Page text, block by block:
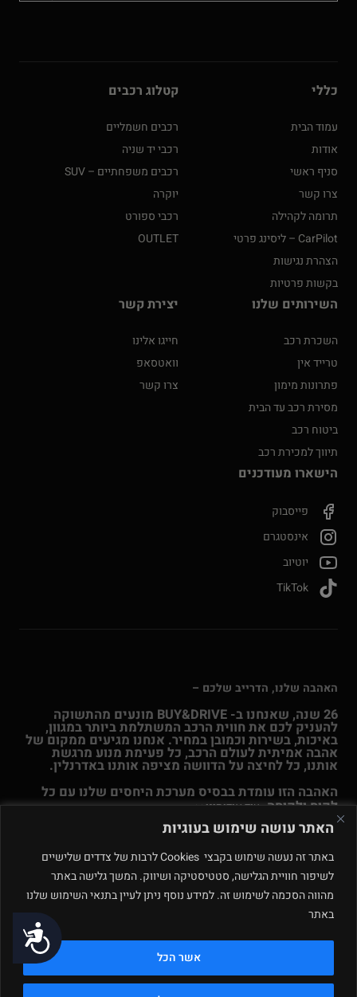
נגישות
האתר עושה שימוש בעוגיות
באתר זה נעשה שימוש בקבצי Cookies לרבות של צדדים שלישיים
לשיפור חוויית הגלישה, סטטיסטיקה ושיווק. המשך גלישה באתר
מהווה הסכמה לשימוש זה. למידע נוסף ניתן לעיין בתנאי השימוש שלנו
באתר
אשר הכל
כללי
עמוד הבית
אודות
סניף ראשי
צרו קשר
תרומה לקהילה
CarPilot – ליסינג פרטי
הצהרת נגישות
בקשות פרטיות
קטלוג רכבים
רכבים חשמליים
רכבי יד שניה
רכבים משפחתיים – SUV
יוקרה
רכבי ספורט
OUTLET
השירותים שלנו
השכרת רכב
טרייד אין
פתרונות מימון
מסירת רכב עד הבית
ביטוח רכב
תיווך למכירת רכב
יצירת קשר
חייגו אלינו
וואטסאפ
צרו קשר
הישארו מעודכנים
פייסבוק
אינסטגרם
יוטיוב
האהבה שלנו, הדרייב שלכם –
26 שנה, שאנחנו ב- BUY&DRIVE מונעים מהתשוקה
להעניק לכם את חווית הרכב המשתלמת ביותר במגוון,
באיכות, בשירות וכמובן במחיר. אנחנו מגיעים ממקום של
אהבה אמיתית לעולם הרכב, כל פעימת מנוע מרגשת
אותנו, כל לחיצה על הדוושה מציפה אותנו באדרנלין.
האהבה הזו עומדת בבסיס מערכת היחסים שלנו עם כל
לקוח ולקוחה.עוד אודותינו >>
© Buy & Drive 2004-2026. כל הזכויות באתר זה שמורות. |
תקנון
תנאי שימוש|מדיניות פרטיות – ינואר 2026
רחוב המלאכה 4, מתחם
פולג, נתניה. ט.ל.ח.